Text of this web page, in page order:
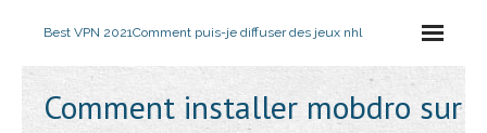
Best VPN 2021Comment puis-je diffuser des jeux nhl
Comment installer mobdro sur